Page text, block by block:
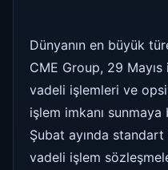
Dünyanın en büyük
CME Group, 29
vadeli işlemleri ve
işlem imkanı
Şubat ayında
vadeli işlem